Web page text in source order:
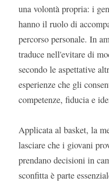
una volontà propria: i
hanno il ruolo di
percorso personale. In
traduce nell'evitare di
secondo le aspettative
esperienze che gli
competenze, fiducia e
Applicata al basket, la
lasciare che i giovani
prendano decisioni in
sconfitta è parte